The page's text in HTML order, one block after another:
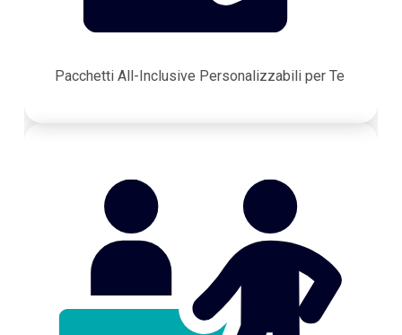
Pacchetti All-Inclusive Personalizzabili per Te